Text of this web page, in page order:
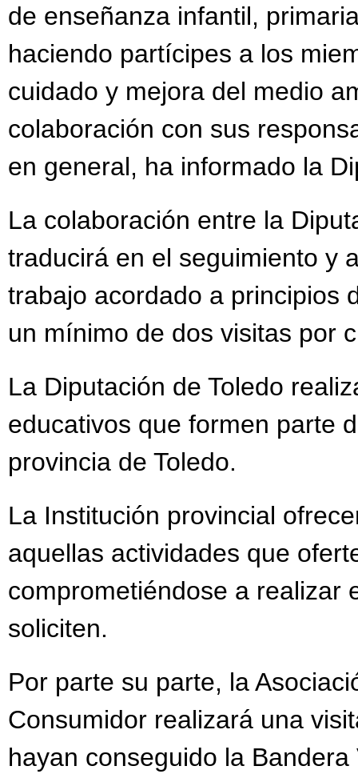
de enseñanza infantil,
haciendo partícipes a los
cuidado y mejora del medio
colaboración con sus
en general, ha informado la
La colaboración entre la
traducirá en el seguimiento y
trabajo acordado a principios
un mínimo de dos visitas por
La Diputación de Toledo
educativos que formen parte
provincia de Toledo.
La Institución provincial
aquellas actividades que
comprometiéndose a realizar
soliciten.
Por parte su parte, la
Consumidor realizará una
hayan conseguido la